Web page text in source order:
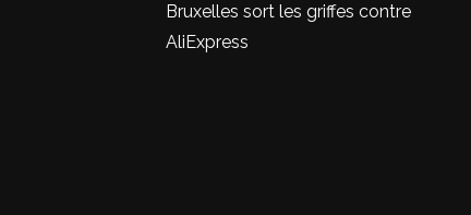
Bruxelles sort les griffes contre
AliExpress